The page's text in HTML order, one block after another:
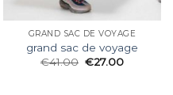
GRAND SAC DE VOYAGE
grand sac de voyage
€41.00 €27.00